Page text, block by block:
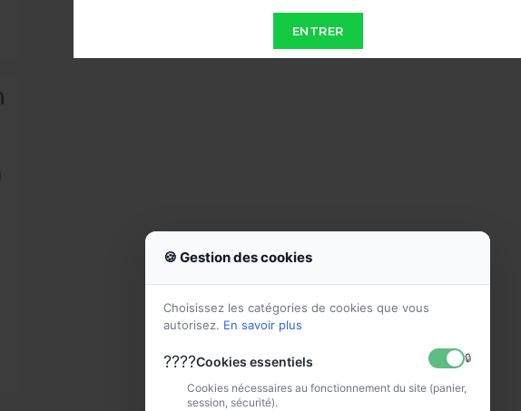
ENTRER
🍪 Gestion des cookies
Choisissez les catégories de cookies que vous
autorisez. En savoir plus
????Cookies essentiels 🔒
Cookies nécessaires au fonctionnement du site (panier,
session, sécurité).